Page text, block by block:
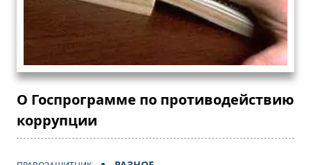
О Госпрограмме по противодействию
коррупции